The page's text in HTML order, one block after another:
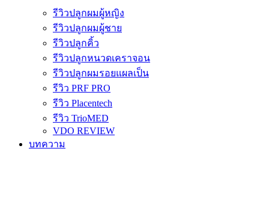
รีวิวปลูกผมผู้หญิง
รีวิวปลูกผมผู้ชาย
รีวิวปลูกคิ้ว
รีวิวปลูกหนวดเคราจอน
รีวิวปลูกผมรอยแผลเป็น
รีวิว PRF PRO
รีวิว Placentech
รีวิว TrioMED
VDO REVIEW
บทความ